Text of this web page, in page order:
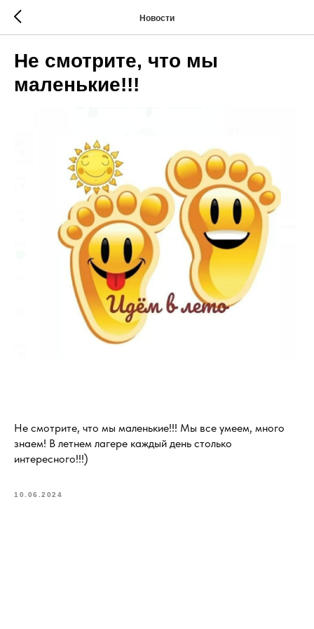
Новости
Не смотрите, что мы
маленькие!!!
Не смотрите, что мы маленькие!!! Мы все умеем, много
знаем! В летнем лагере каждый день столько
интересного!!!)
10.06.2024